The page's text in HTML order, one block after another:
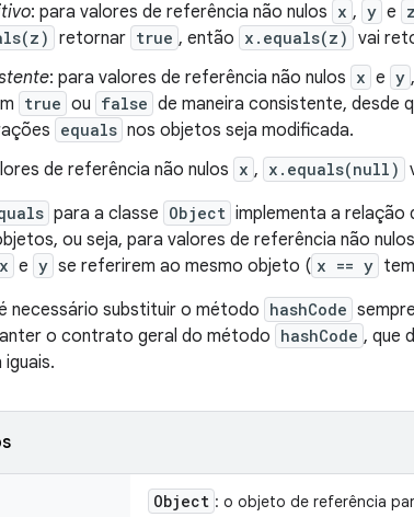
: para valores de referência não nulos x , y e z
retornar true , então x.equals(z) vai
: para valores de referência não nulos x e y
true ou false de maneira consistente, desde
equals nos objetos seja modificada.
de referência não nulos x , x.equals(null)
para a classe Object implementa a relação
ou seja, para valores de referência não nulos
x e y se referirem ao mesmo objeto ( x == y
necessário substituir o método hashCode
o contrato geral do método hashCode , que
Object : o objeto de referência